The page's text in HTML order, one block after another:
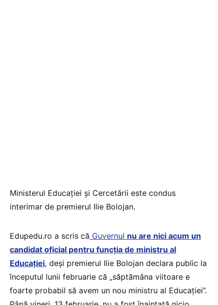
Ministerul Educației și Cercetării este condus
interimar de premierul Ilie Bolojan.
Edupedu.ro a scris că Guvernul nu are nici acum un
candidat oficial pentru funcția de ministru al
Educației, deși premierul Ilie Bolojan declara public la
începutul lunii februarie că „săptămâna viitoare e
foarte probabil să avem un nou ministru al Educației”.